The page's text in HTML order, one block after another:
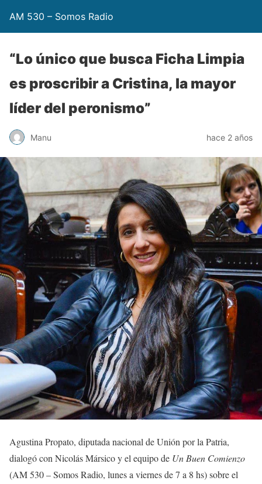
AM 530 – Somos Radio
“Lo único que busca Ficha Limpia
es proscribir a Cristina, la mayor
líder del peronismo”
Manu hace 2 años
Agustina Propato, diputada nacional de Unión por la Patria,
dialogó con Nicolás Mársico y el equipo de Un Buen Comienzo
(AM 530 – Somos Radio, lunes a viernes de 7 a 8 hs) sobre el